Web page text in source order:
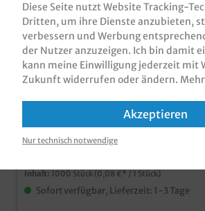
1000St
Bio Kaffeelöffel / Teelöffel /
Papier, 115mm lang, 1000 Stück im
Alternative zum Einweg
günstige Einweglösungbiologisch
konformfür verschiedene Bereiche in
Produktnummer:KLP0115B
Inhalt: 1000 Stück (0,08 €* / 1 Stück)
Sofort verfügbar, Lieferzeit: 1-3 Tage
Diese Seite nutzt Website Tracking-
Dritten, um ihre Dienste anzubieten,
verbessern und Werbung
der Nutzer anzuzeigen. Ich bin damit
kann meine Einwilligung jederzeit mit
Zukunft widerrufen oder ändern.
Akzeptieren
Nur technisch notwendige